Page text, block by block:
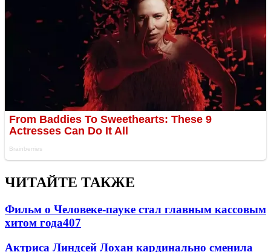
ЧИТАЙТЕ ТАКЖЕ
Фильм о Человеке-пауке стал главным кассовым
хитом года407
Актриса Линдсей Лохан кардинально сменила